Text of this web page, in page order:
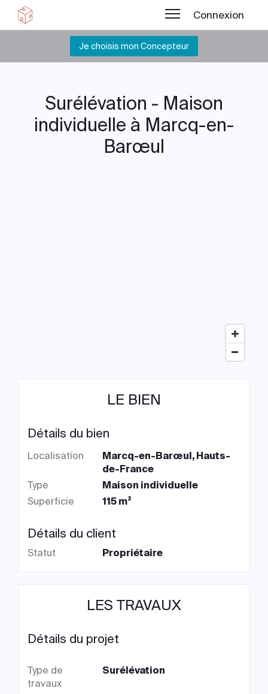
Connexion
Je choisis mon Concepteur
Surélévation - Maison
individuelle à Marcq-en-
Barœul
LE BIEN
Détails du bien
Localisation
Marcq-en-Barœul, Hauts-
de-France
Type
Maison individuelle
Superficie
115 m²
Détails du client
Statut Propriétaire
LES TRAVAUX
Détails du projet
Type de
travaux
Surélévation